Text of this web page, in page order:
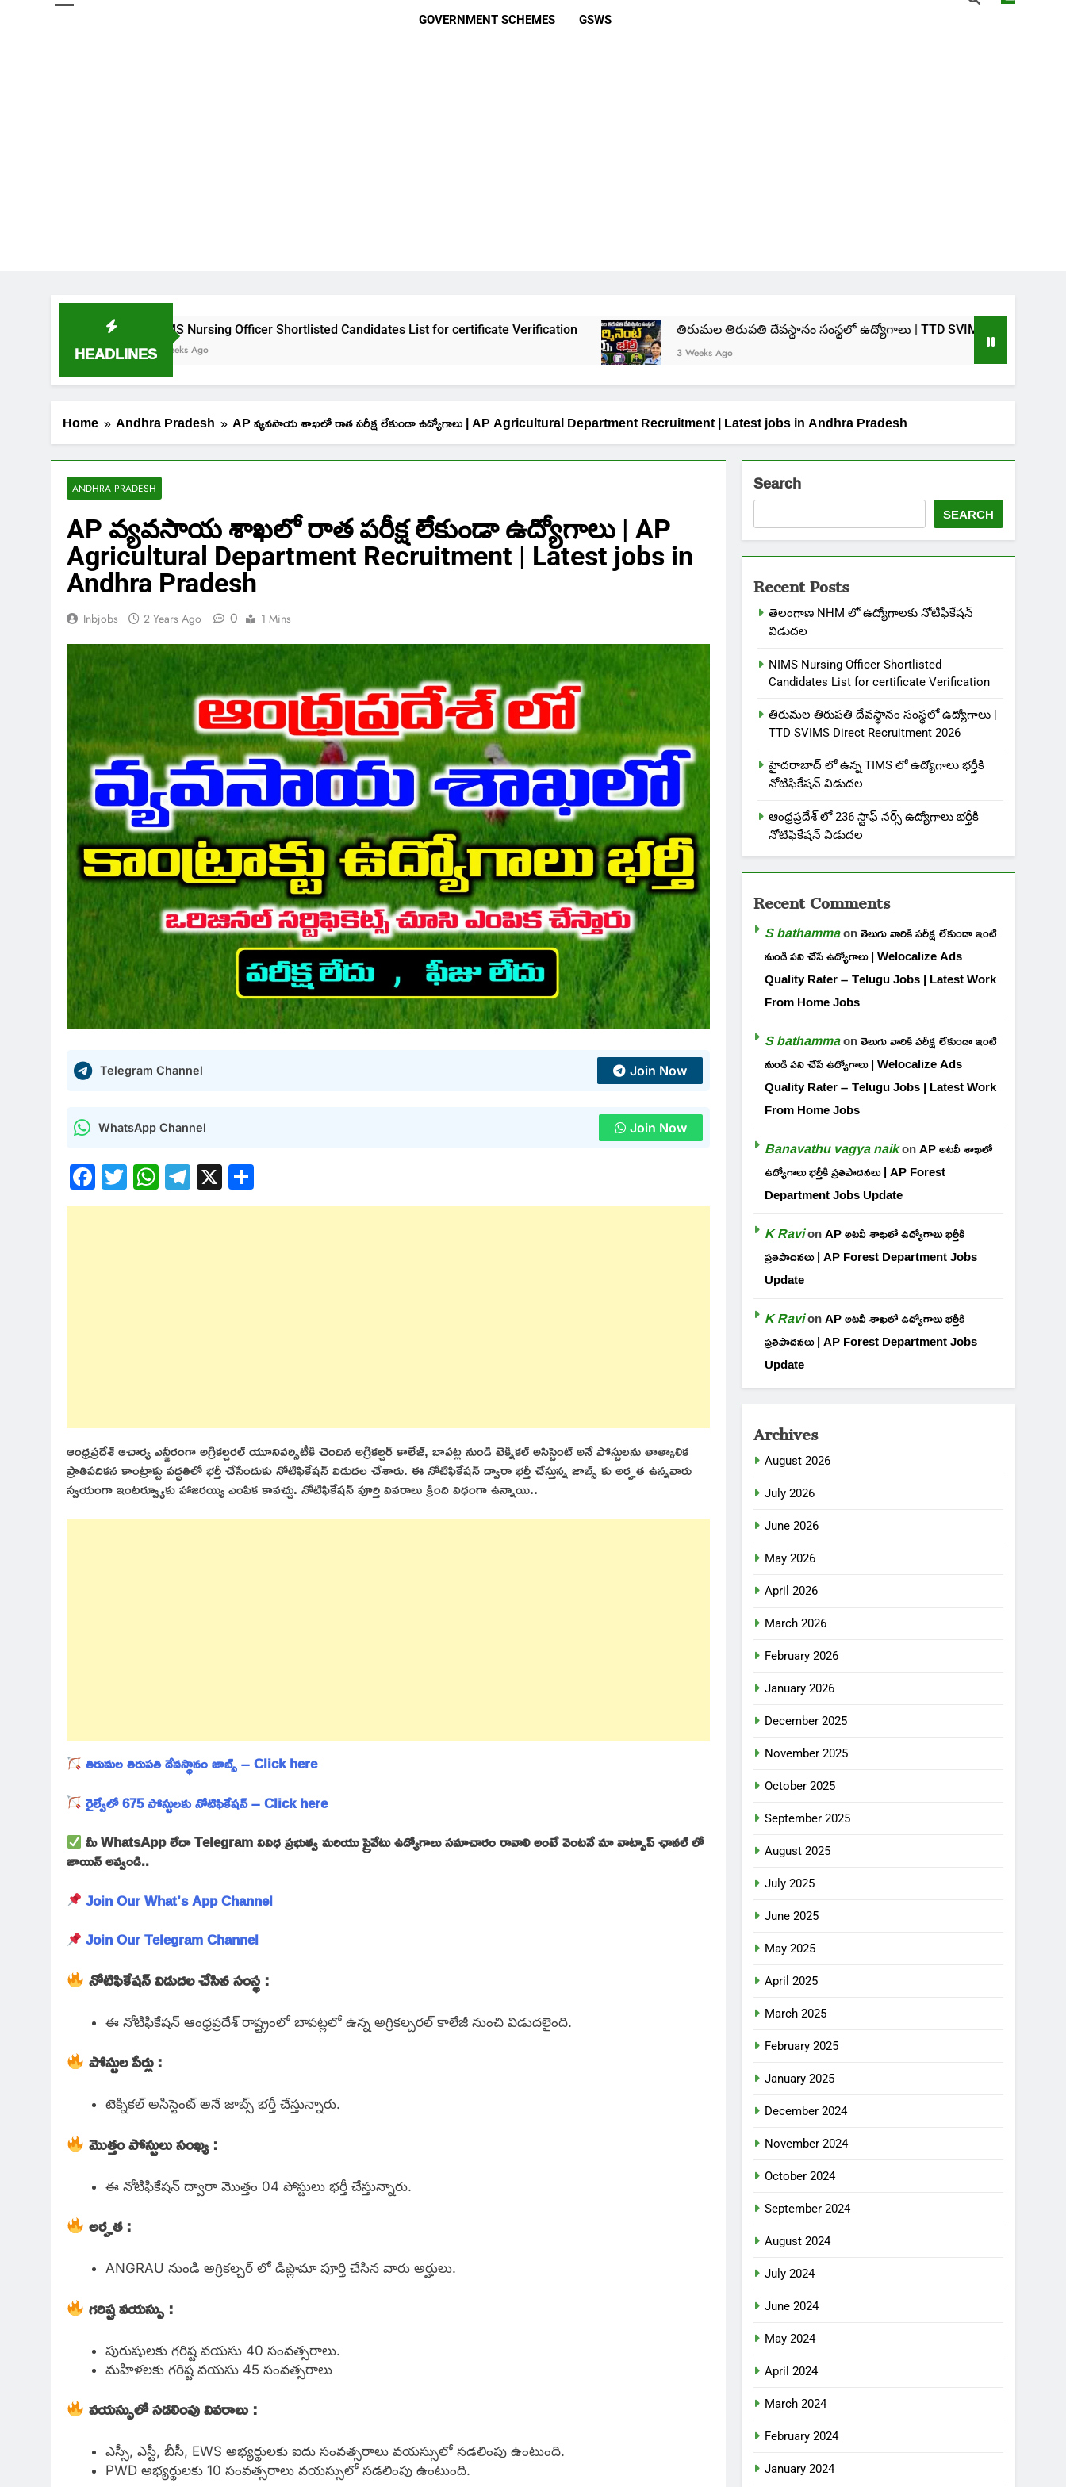
GOVERNMENT SCHEMES GSWS
HEADLINES
NIMS Nursing Officer Shortlisted Candidates List for certificate Verification
2 Weeks Ago
తిరుమల తిరుపతి దేవస్థానం సంస్థలో ఉద్యోగాలు | TTD SVIMS Direct Recruitment 2026
3 Weeks Ago
Home Andhra Pradesh AP వ్యవసాయ శాఖలో రాత పరీక్ష లేకుండా ఉద్యోగాలు | AP Agricultural Department Recruitment | Latest jobs in Andhra Pradesh
ANDHRA PRADESH
AP వ్యవసాయ శాఖలో రాత పరీక్ష లేకుండా ఉద్యోగాలు | AP
Agricultural Department Recruitment | Latest jobs in
Andhra Pradesh
Inbjobs 2 Years Ago 0 1 Mins
Telegram Channel Join Now
WhatsApp Channel Join Now
Facebook
Twitter
WhatsApp
Telegram
X
ఆంధ్రప్రదేశ్ ఆచార్య ఎన్జీరంగా అగ్రికల్చరల్ యూనివర్సిటీకి చెందిన అగ్రికల్చర్ కాలేజ్, బాపట్ల నుండి టెక్నికల్ అసిస్టెంట్ అనే పోస్టులను తాత్కాలిక
ప్రాతిపదికన కాంట్రాక్టు పద్ధతిలో భర్తీ చేసేందుకు నోటిఫికేషన్ విడుదల చేశారు. ఈ నోటిఫికేషన్ ద్వారా భర్తీ చేస్తున్న జాబ్స్ కు అర్హత ఉన్నవారు
స్వయంగా ఇంటర్వ్యూకు హాజరయ్యి ఎంపిక కావచ్చు. నోటిఫికేషన్ పూర్తి వివరాలు క్రింది విధంగా ఉన్నాయి..
తిరుమల తిరుపతి దేవస్థానం జాబ్స్ – Click here
రైల్వేలో 675 పోస్టులకు నోటిఫికేషన్ – Click here
మీ WhatsApp లేదా Telegram వివిధ ప్రభుత్వ మరియు ప్రైవేటు ఉద్యోగాలు సమాచారం రావాలి అంటే వెంటనే మా వాట్సాప్ ఛానల్ లో
జాయిన్ అవ్వండి..
Join Our What’s App Channel
Join Our Telegram Channel
నోటిఫికేషన్ విడుదల చేసిన సంస్థ :
ఈ నోటిఫికేషన్ ఆంధ్రప్రదేశ్ రాష్ట్రంలో బాపట్లలో ఉన్న అగ్రికల్చరల్ కాలేజీ నుంచి విడుదలైంది.
పోస్టుల పేర్లు :
టెక్నికల్ అసిస్టెంట్ అనే జాబ్స్ భర్తీ చేస్తున్నారు.
మొత్తం పోస్టులు సంఖ్య :
ఈ నోటిఫికేషన్ ద్వారా మొత్తం 04 పోస్టులు భర్తీ చేస్తున్నారు.
అర్హత :
ANGRAU నుండి అగ్రికల్చర్ లో డిప్లొమా పూర్తి చేసిన వారు అర్హులు.
గరిష్ట వయస్సు :
పురుషులకు గరిష్ట వయసు 40 సంవత్సరాలు.
మహిళలకు గరిష్ట వయసు 45 సంవత్సరాలు
వయస్సులో సడలింపు వివరాలు :
ఎస్సీ, ఎస్టీ, బీసీ, EWS అభ్యర్థులకు ఐదు సంవత్సరాలు వయస్సులో సడలింపు ఉంటుంది.
PWD అభ్యర్థులకు 10 సంవత్సరాలు వయస్సులో సడలింపు ఉంటుంది.
Search
SEARCH
Recent Posts
తెలంగాణ NHM లో ఉద్యోగాలకు నోటిఫికేషన్
విడుదల
NIMS Nursing Officer Shortlisted
Candidates List for certificate Verification
తిరుమల తిరుపతి దేవస్థానం సంస్థలో ఉద్యోగాలు |
TTD SVIMS Direct Recruitment 2026
హైదరాబాద్ లో ఉన్న TIMS లో ఉద్యోగాలు భర్తీకి
నోటిఫికేషన్ విడుదల
ఆంధ్రప్రదేశ్ లో 236 స్టాఫ్ నర్స్ ఉద్యోగాలు భర్తీకి
నోటిఫికేషన్ విడుదల
Recent Comments
S bathammaonతెలుగు వారికి పరీక్ష లేకుండా ఇంటి
నుండి పని చేసే ఉద్యోగాలు | Welocalize Ads
Quality Rater – Telugu Jobs | Latest Work
From Home Jobs
S bathammaonతెలుగు వారికి పరీక్ష లేకుండా ఇంటి
నుండి పని చేసే ఉద్యోగాలు | Welocalize Ads
Quality Rater – Telugu Jobs | Latest Work
From Home Jobs
Banavathu vagya naikonAP అటవీ శాఖలో
ఉద్యోగాలు భర్తీకి ప్రతిపాదనలు | AP Forest
Department Jobs Update
K RavionAP అటవీ శాఖలో ఉద్యోగాలు భర్తీకి
ప్రతిపాదనలు | AP Forest Department Jobs
Update
K RavionAP అటవీ శాఖలో ఉద్యోగాలు భర్తీకి
ప్రతిపాదనలు | AP Forest Department Jobs
Update
Archives
August 2026
July 2026
June 2026
May 2026
April 2026
March 2026
February 2026
January 2026
December 2025
November 2025
October 2025
September 2025
August 2025
July 2025
June 2025
May 2025
April 2025
March 2025
February 2025
January 2025
December 2024
November 2024
October 2024
September 2024
August 2024
July 2024
June 2024
May 2024
April 2024
March 2024
February 2024
January 2024